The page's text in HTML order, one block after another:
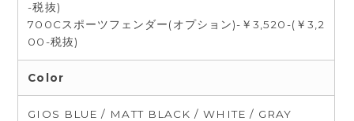
-税抜)
700Cスポーツフェンダー(オプション)-￥3,520-(￥3,2
00-税抜)
Color
GIOS BLUE / MATT BLACK / WHITE / GRAY